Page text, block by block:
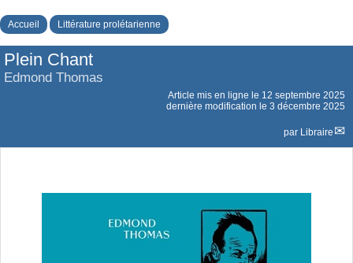
Accueil Littérature prolétarienne
Plein Chant
Edmond Thomas
Article mis en ligne le 12 septembre 2025
dernière modification le 3 décembre 2025
par Libraire